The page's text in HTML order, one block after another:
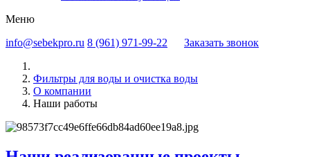
Меню
info@sebekpro.ru 8 (961) 971-99-22 Заказать звонок
Фильтры для воды и очистка воды
О компании
Наши работы